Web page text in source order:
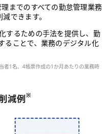
までのすべての勤怠管理業務
できます。
するための手法を提供し、勤
ることで、業務のデジタル化
者1名、4帳票作成の1か月あたりの業務時
減例 ※